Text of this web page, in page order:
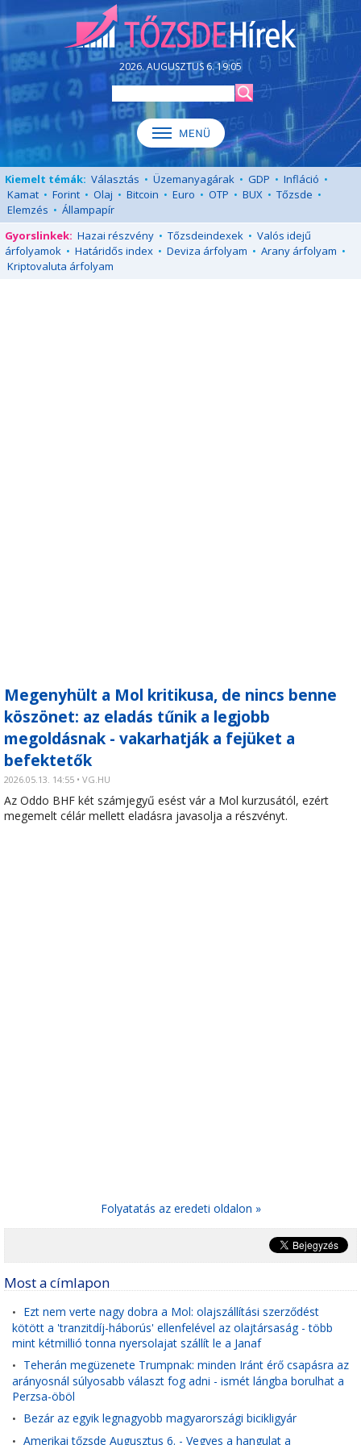
2026. AUGUSZTUS 6. 19:05
Kiemelt témák: Választás • Üzemanyagárak • GDP • Infláció •
Kamat • Forint • Olaj • Bitcoin • Euro • OTP • BUX • Tőzsde •
Elemzés • Állampapír
Gyorslinkek: Hazai részvény • Tőzsdeindexek • Valós idejű
árfolyamok • Határidős index • Deviza árfolyam • Arany árfolyam •
Kriptovaluta árfolyam
Megenyhült a Mol kritikusa, de nincs benne
köszönet: az eladás tűnik a legjobb
megoldásnak - vakarhatják a fejüket a
befektetők
2026.05.13. 14:55 • VG.HU
Az Oddo BHF két számjegyű esést vár a Mol kurzusától, ezért
megemelt célár mellett eladásra javasolja a részvényt.
Folyatatás az eredeti oldalon »
Most a címlapon
• Ezt nem verte nagy dobra a Mol: olajszállítási szerződést
kötött a 'tranzitdíj-háborús' ellenfelével az olajtársaság - több
mint kétmillió tonna nyersolajat szállít le a Janaf
• Teherán megüzenete Trumpnak: minden Iránt érő csapásra az
arányosnál súlyosabb választ fog adni - ismét lángba borulhat a
Perzsa-öböl
• Bezár az egyik legnagyobb magyarországi bicikligyár
• Amerikai tőzsde Augusztus 6. - Vegyes a hangulat a